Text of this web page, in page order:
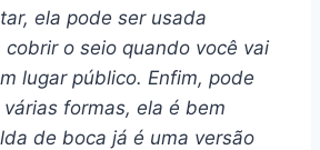
ela pode ser usada
cobrir o seio quando você vai
lugar público. Enfim, pode
formas, ela é bem
de boca já é uma versão